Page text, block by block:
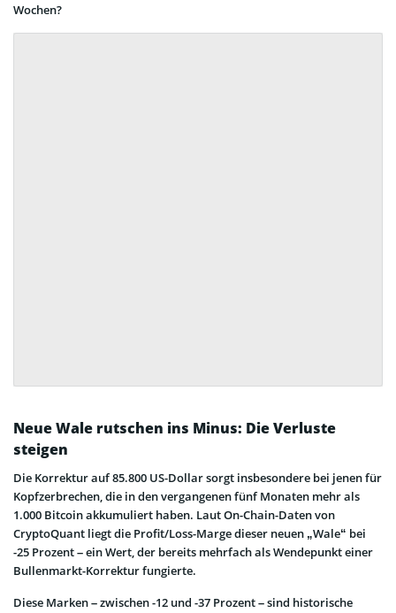
Wochen?
Neue Wale rutschen ins Minus: Die Verluste
steigen
Die Korrektur auf 85.800 US-Dollar sorgt insbesondere bei jenen für
Kopfzerbrechen, die in den vergangenen fünf Monaten mehr als
1.000 Bitcoin akkumuliert haben. Laut On-Chain-Daten von
CryptoQuant liegt die Profit/Loss-Marge dieser neuen „Wale“ bei
-25 Prozent – ein Wert, der bereits mehrfach als Wendepunkt einer
Bullenmarkt-Korrektur fungierte.
Diese Marken – zwischen -12 und -37 Prozent – sind historische